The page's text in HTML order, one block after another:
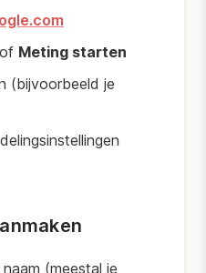
of Meting starten
(bijvoorbeeld je
(meestal je